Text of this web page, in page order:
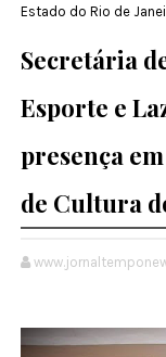
Estado do Rio de
Secretária
Esporte e
presença
de Cultura